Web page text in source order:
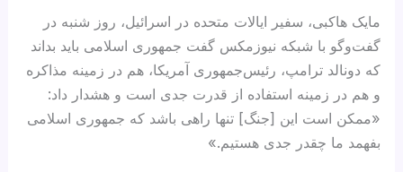
مایک هاکبی، سفیر ایالات متحده در اسرائیل، روز شنبه در
گفت‌وگو با شبکه نیوزمکس گفت جمهوری اسلامی باید بداند
که دونالد ترامپ، رئیس‌جمهوری آمریکا، هم در زمینه مذاکره
و هم در زمینه استفاده از قدرت جدی است و هشدار داد:
«ممکن است این [جنگ] تنها راهی باشد که جمهوری اسلامی
بفهمد ما چقدر جدی هستیم.»